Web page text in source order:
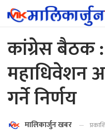
कांग्रेस
महाधिवेशन
गर्ने निर्णय
मालिकार्जुन खबर